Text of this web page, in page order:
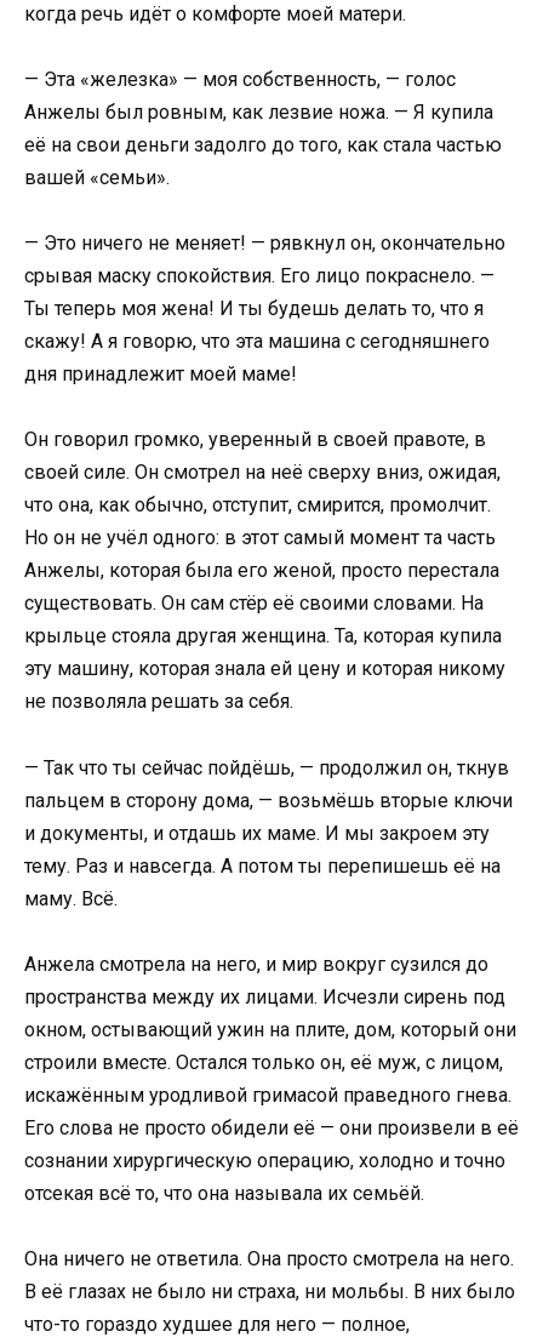
когда речь идёт о комфорте моей матери.
— Эта «железка» — моя собственность, — голос
Анжелы был ровным, как лезвие ножа. — Я купила
её на свои деньги задолго до того, как стала частью
вашей «семьи».
— Это ничего не меняет! — рявкнул он, окончательно
срывая маску спокойствия. Его лицо покраснело. —
Ты теперь моя жена! И ты будешь делать то, что я
скажу! А я говорю, что эта машина с сегодняшнего
дня принадлежит моей маме!
Он говорил громко, уверенный в своей правоте, в
своей силе. Он смотрел на неё сверху вниз, ожидая,
что она, как обычно, отступит, смирится, промолчит.
Но он не учёл одного: в этот самый момент та часть
Анжелы, которая была его женой, просто перестала
существовать. Он сам стёр её своими словами. На
крыльце стояла другая женщина. Та, которая купила
эту машину, которая знала ей цену и которая никому
не позволяла решать за себя.
— Так что ты сейчас пойдёшь, — продолжил он, ткнув
пальцем в сторону дома, — возьмёшь вторые ключи
и документы, и отдашь их маме. И мы закроем эту
тему. Раз и навсегда. А потом ты перепишешь её на
маму. Всё.
Анжела смотрела на него, и мир вокруг сузился до
пространства между их лицами. Исчезли сирень под
окном, остывающий ужин на плите, дом, который они
строили вместе. Остался только он, её муж, с лицом,
искажённым уродливой гримасой праведного гнева.
Его слова не просто обидели её — они произвели в её
сознании хирургическую операцию, холодно и точно
отсекая всё то, что она называла их семьёй.
Она ничего не ответила. Она просто смотрела на него.
В её глазах не было ни страха, ни мольбы. В них было
что-то гораздо худшее для него — полное,